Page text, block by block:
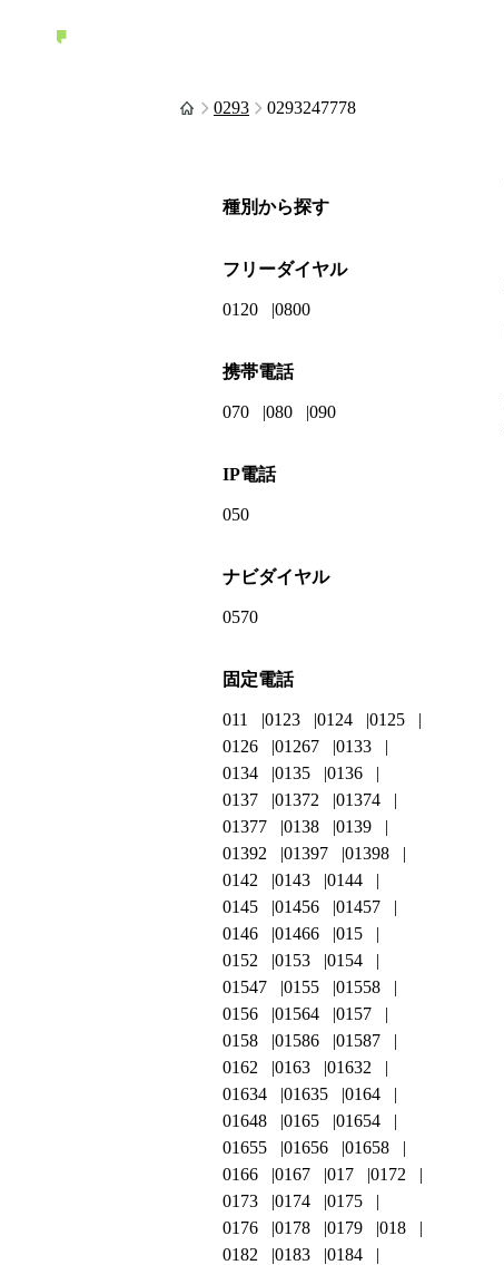
0293 0293247778
種別から探す
フリーダイヤル
0120 0800
携帯電話
070 080 090
IP電話
050
ナビダイヤル
0570
固定電話
011 0123 0124
0125
0126
01267
0133
0134
0135
0136
0137
01372
01374
01377
0138
0139
01392
01397
01398
0142
0143
0144
0145
01456
01457
0146
01466
015
0152
0153
0154
01547
0155
01558
0156
01564
0157
0158
01586
01587
0162
0163
01632
01634
01635
0164
01648
0165
01654
01655
01656
01658
0166
0167 017
0172
0173
0174
0175
0176
0178 0179
018
0182
0183
0184